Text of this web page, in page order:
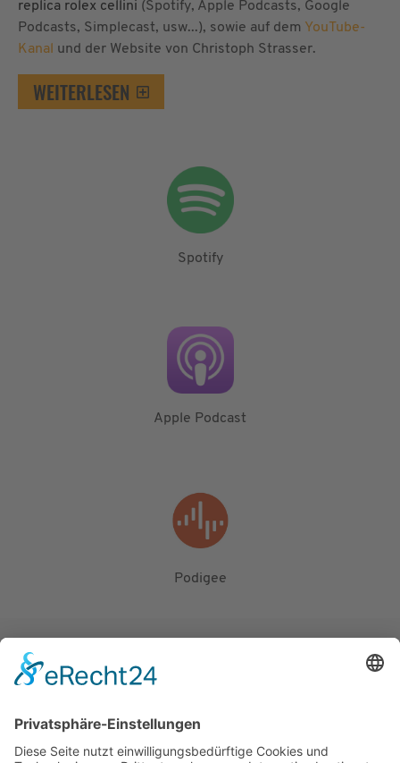
replica rolex cellini (Spotify, Apple Podcasts, Google
Podcasts, Simplecast, usw...), sowie auf dem YouTube-
Kanal und der Website von Christoph Strasser.
WEITERLESEN
Spotify
Apple Podcast
Podigee